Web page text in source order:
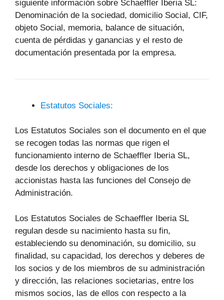
siguiente información sobre Schaeffler Iberia SL:
Denominación de la sociedad, domicilio Social, CIF,
objeto Social, memoria, balance de situación,
cuenta de pérdidas y ganancias y el resto de
documentación presentada por la empresa.
Estatutos Sociales:
Los Estatutos Sociales son el documento en el que
se recogen todas las normas que rigen el
funcionamiento interno de Schaeffler Iberia SL,
desde los derechos y obligaciones de los
accionistas hasta las funciones del Consejo de
Administración.
Los Estatutos Sociales de Schaeffler Iberia SL
regulan desde su nacimiento hasta su fin,
estableciendo su denominación, su domicilio, su
finalidad, su capacidad, los derechos y deberes de
los socios y de los miembros de su administración
y dirección, las relaciones societarias, entre los
mismos socios, las de ellos con respecto a la